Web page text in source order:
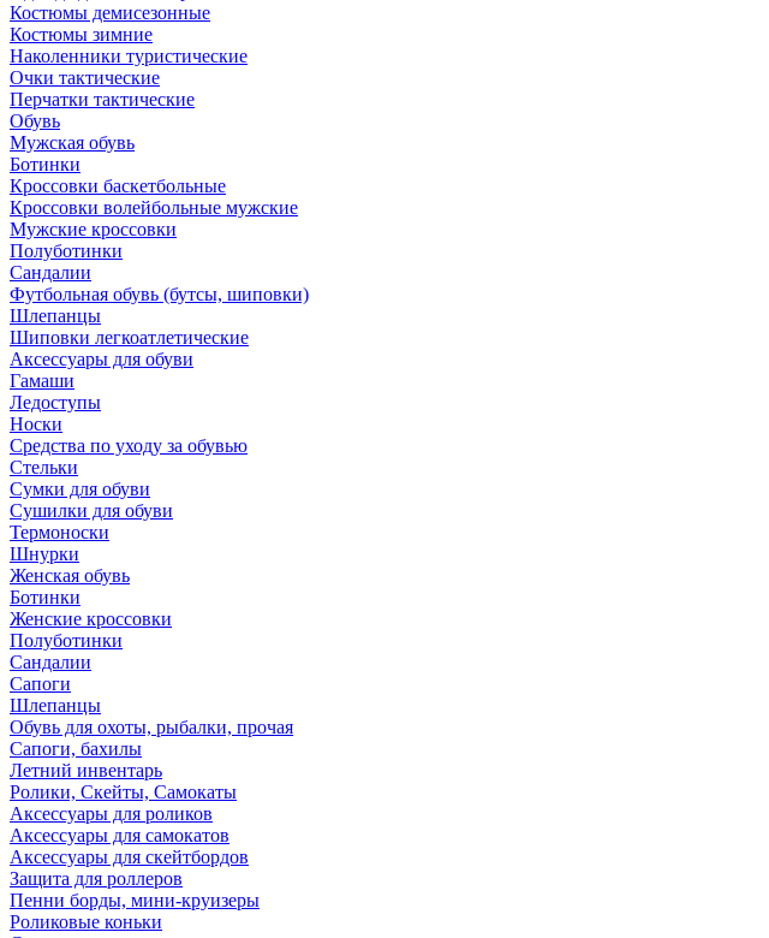
Костюмы демисезонные
Костюмы зимние
Наколенники туристические
Очки тактические
Перчатки тактические
Обувь
Мужская обувь
Ботинки
Кроссовки баскетбольные
Кроссовки волейбольные мужские
Мужские кроссовки
Полуботинки
Сандалии
Футбольная обувь (бутсы, шиповки)
Шлепанцы
Шиповки легкоатлетические
Аксессуары для обуви
Гамаши
Ледоступы
Носки
Средства по уходу за обувью
Стельки
Сумки для обуви
Сушилки для обуви
Термоноски
Шнурки
Женская обувь
Ботинки
Женские кроссовки
Полуботинки
Сандалии
Сапоги
Шлепанцы
Обувь для охоты, рыбалки, прочая
Сапоги, бахилы
Летний инвентарь
Ролики, Скейты, Самокаты
Аксессуары для роликов
Аксессуары для самокатов
Аксессуары для скейтбордов
Защита для роллеров
Пенни борды, мини-круизеры
Роликовые коньки